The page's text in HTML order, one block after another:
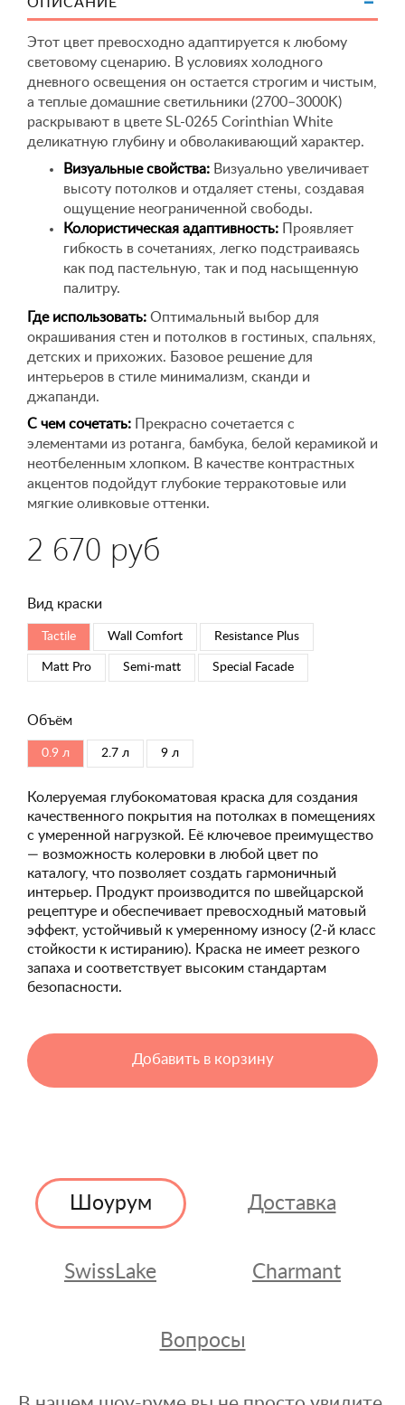
Этот цвет превосходно адаптируется к любому
световому сценарию. В условиях холодного
дневного освещения он остается строгим и чистым,
а теплые домашние светильники (2700–3000K)
раскрывают в цвете SL-0265 Corinthian White
деликатную глубину и обволакивающий характер.
Визуальные свойства: Визуально увеличивает
высоту потолков и отдаляет стены, создавая
ощущение неограниченной свободы.
Колористическая адаптивность: Проявляет
гибкость в сочетаниях, легко подстраиваясь
как под пастельную, так и под насыщенную
палитру.
Где использовать: Оптимальный выбор для
окрашивания стен и потолков в гостиных, спальнях,
детских и прихожих. Базовое решение для
интерьеров в стиле минимализм, сканди и
джапанди.
С чем сочетать: Прекрасно сочетается с
элементами из ротанга, бамбука, белой керамикой и
неотбеленным хлопком. В качестве контрастных
акцентов подойдут глубокие терракотовые или
мягкие оливковые оттенки.
2 670 руб
Вид краски
Tactile Wall Comfort Resistance Plus
Matt Pro Semi-matt Special Faсade
Объём
0.9 л 2.7 л 9 л
Колеруемая глубокоматовая краска для создания
качественного покрытия на потолках в помещениях
с умеренной нагрузкой. Её ключевое преимущество
— возможность колеровки в любой цвет по
каталогу, что позволяет создать гармоничный
интерьер. Продукт производится по швейцарской
рецептуре и обеспечивает превосходный матовый
эффект, устойчивый к умеренному износу (2-й класс
стойкости к истиранию). Краска не имеет резкого
запаха и соответствует высоким стандартам
безопасности.
Добавить в корзину
Шоурум Доставка
SwissLake Charmant
Вопросы